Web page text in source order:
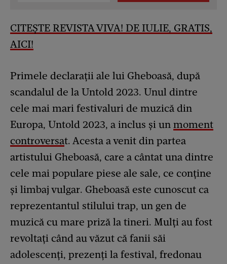
CITEȘTE REVISTA VIVA! DE IULIE, GRATIS,
AICI!
Primele declarații ale lui Gheboasă, după
scandalul de la Untold 2023. Unul dintre
cele mai mari festivaluri de muzică din
Europa, Untold 2023, a inclus și un moment
controversat. Acesta a venit din partea
artistului Gheboasă, care a cântat una dintre
cele mai populare piese ale sale, ce conține
și limbaj vulgar. Gheboasă este cunoscut ca
reprezentantul stilului trap, un gen de
muzică cu mare priză la tineri. Mulți au fost
revoltați când au văzut că fanii săi
adolescenți, prezenți la festival, fredonau